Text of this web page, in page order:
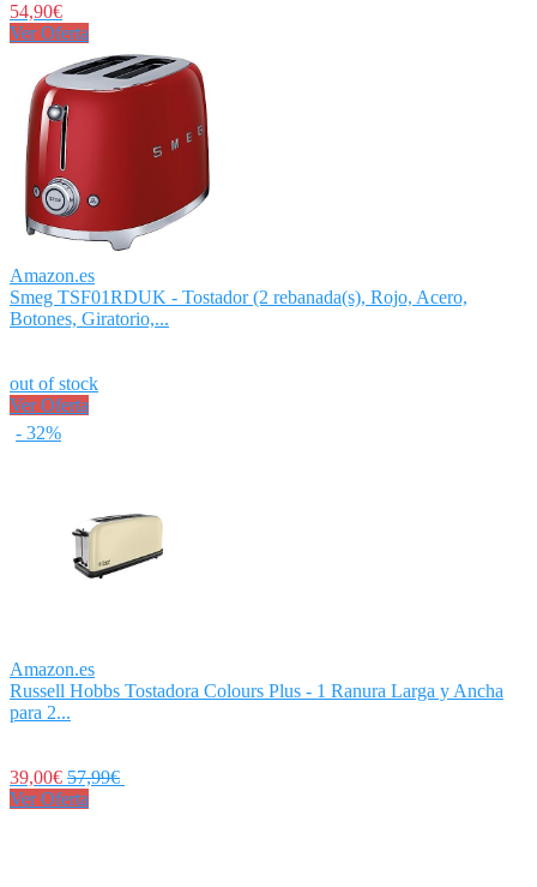
54,90€
Ver Oferta
Amazon.es
Smeg TSF01RDUK - Tostador (2 rebanada(s), Rojo, Acero,
Botones, Giratorio,...
out of stock
Ver Oferta
- 32%
Amazon.es
Russell Hobbs Tostadora Colours Plus - 1 Ranura Larga y Ancha
para 2...
39,00€ 57,99€
Ver Oferta